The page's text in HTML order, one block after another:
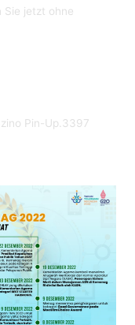
Sie jetzt ohne
Pin-Up.3397